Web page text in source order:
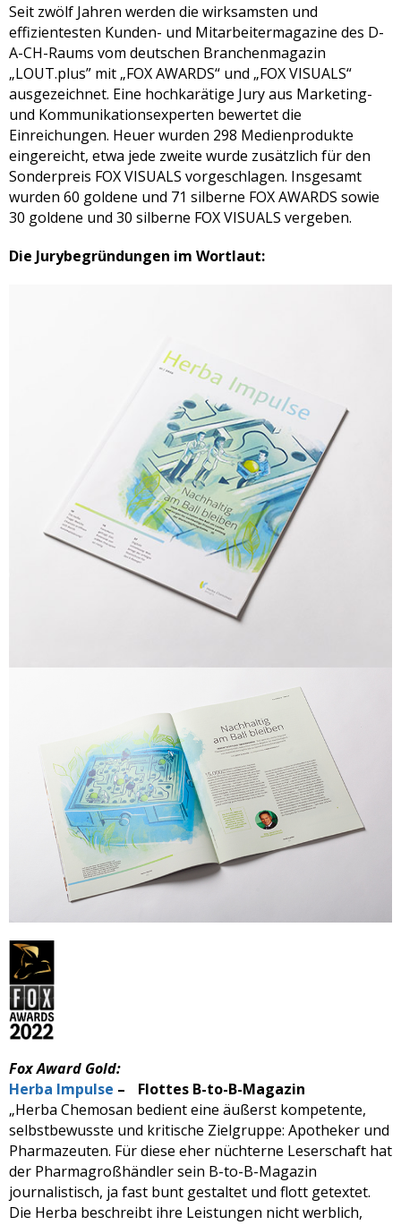
Seit zwölf Jahren werden die wirksamsten und
effizientesten Kunden- und Mitarbeitermagazine des D-
A-CH-Raums vom deutschen Branchenmagazin
„LOUT.plus” mit „FOX AWARDS“ und „FOX VISUALS“
ausgezeichnet. Eine hochkarätige Jury aus Marketing-
und Kommunikationsexperten bewertet die
Einreichungen. Heuer wurden 298 Medienprodukte
eingereicht, etwa jede zweite wurde zusätzlich für den
Sonderpreis FOX VISUALS vorgeschlagen. Insgesamt
wurden 60 goldene und 71 silberne FOX AWARDS sowie
30 goldene und 30 silberne FOX VISUALS vergeben.
Die Jurybegründungen im Wortlaut:
Fox Award Gold:
Herba Impulse – Flottes B-to-B-Magazin
„Herba Chemosan bedient eine äußerst kompetente,
selbstbewusste und kritische Zielgruppe: Apotheker und
Pharmazeuten. Für diese eher nüchterne Leserschaft hat
der Pharmagroßhändler sein B-to-B-Magazin
journalistisch, ja fast bunt gestaltet und flott getextet.
Die Herba beschreibt ihre Leistungen nicht werblich,